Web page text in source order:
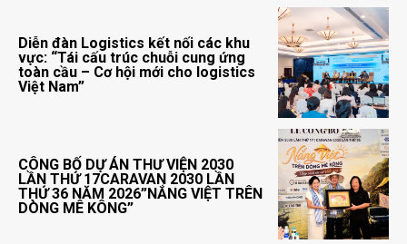
Diễn đàn Logistics kết nối các khu
vực: “Tái cấu trúc chuỗi cung ứng
toàn cầu – Cơ hội mới cho logistics
Việt Nam”
CÔNG BỐ DỰ ÁN THƯ VIỆN 2030
LẦN THỨ 17CARAVAN 2030 LẦN
THỨ 36 NĂM 2026”NẮNG VIỆT TRÊN
DÒNG MÊ KÔNG”